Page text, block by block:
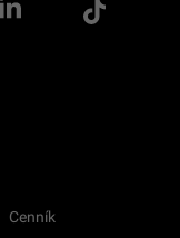
Cenník